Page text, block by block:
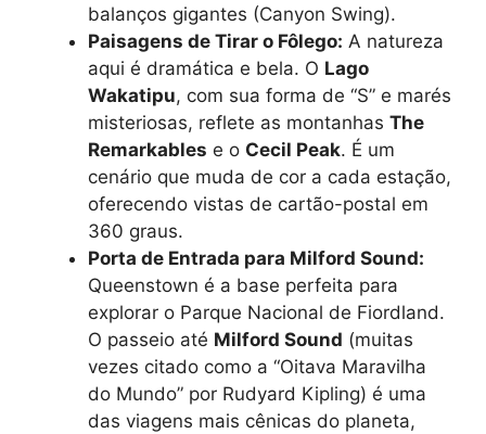
balanços gigantes (Canyon Swing).
Paisagens de Tirar o Fôlego: A natureza
aqui é dramática e bela. O Lago
Wakatipu, com sua forma de “S” e marés
misteriosas, reflete as montanhas The
Remarkables e o Cecil Peak. É um
cenário que muda de cor a cada estação,
oferecendo vistas de cartão-postal em
360 graus.
Porta de Entrada para Milford Sound:
Queenstown é a base perfeita para
explorar o Parque Nacional de Fiordland.
O passeio até Milford Sound (muitas
vezes citado como a “Oitava Maravilha
do Mundo” por Rudyard Kipling) é uma
das viagens mais cênicas do planeta,